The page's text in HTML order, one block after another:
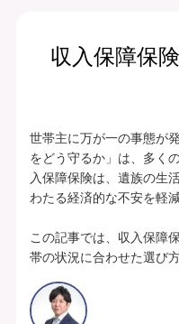
収入保障保
世帯主に万が一の事態が
をどう守るか」は、多く
入保障保険は、遺族の生
わたる経済的な不安を軽
この記事では、収入保障
帯の状況に合わせた選び